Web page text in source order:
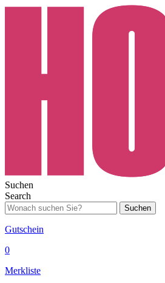
Suchen
Search
Suchen
Gutschein
0
Merkliste